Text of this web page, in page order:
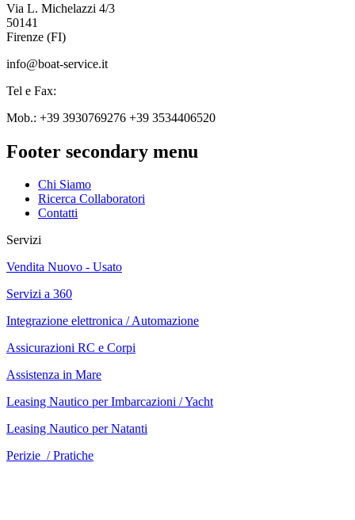
Via L. Michelazzi 4/3
50141
Firenze (FI)
info@boat-service.it
Tel e Fax:
Mob.: +39 3930769276 +39 3534406520
Footer secondary menu
Chi Siamo
Ricerca Collaboratori
Contatti
Servizi
Vendita Nuovo - Usato
Servizi a 360
Integrazione elettronica / Automazione
Assicurazioni RC e Corpi
Assistenza in Mare
Leasing Nautico per Imbarcazioni / Yacht
Leasing Nautico per Natanti
Perizie / Pratiche